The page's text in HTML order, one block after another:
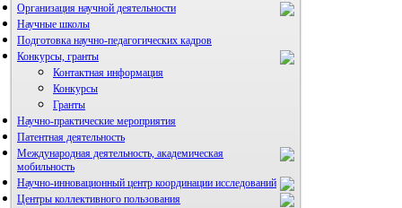
Организация научной деятельности
Научные школы
Подготовка научно-педагогических кадров
Конкурсы, гранты
Контактная информация
Конкурсы
Гранты
Научно-практические мероприятия
Патентная деятельность
Международная деятельность, академическая
мобильность
Научно-инновационный центр координации исследований
НИИ микрохирургии и клинической анатомии
Центры коллективного пользования